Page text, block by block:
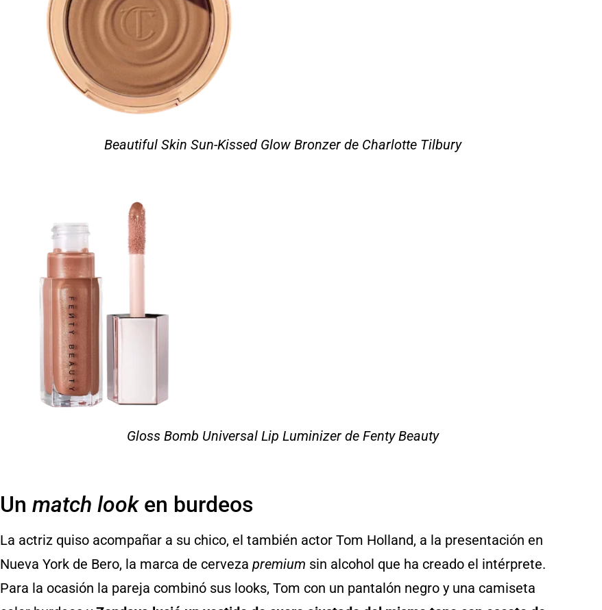
Beautiful Skin Sun-Kissed Glow Bronzer de Charlotte Tilbury
Gloss Bomb Universal Lip Luminizer de Fenty Beauty
Un match looken burdeos
La actriz quiso acompañar a su chico, el también actor Tom Holland, a la presentación en
Nueva York de Bero, la marca de cerveza premium sin alcohol que ha creado el intérprete.
Para la ocasión la pareja combinó sus looks, Tom con un pantalón negro y una camiseta